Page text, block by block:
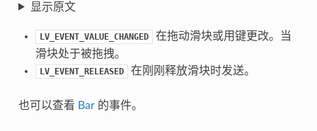
显示原文
LV_EVENT_VALUE_CHANGED
在拖动滑块或用键更改。当
滑块处于被拖拽。
LV_EVENT_RELEASED 在刚刚释放滑块时发送。
也可以查看 Bar的事件。